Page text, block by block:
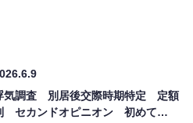
気調査 別居後交際時期特定 定額
セカンドオピニオン 初めて…